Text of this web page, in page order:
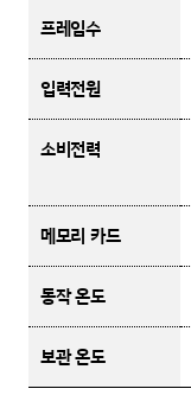
프레임수
입력전원
소비전력
메모리 카드
동작 온도
보관 온도